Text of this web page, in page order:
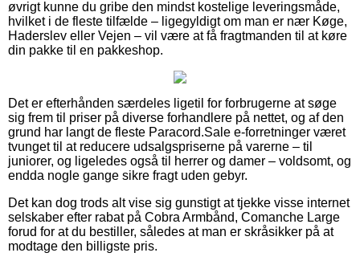
øvrigt kunne du gribe den mindst kostelige leveringsmåde,
hvilket i de fleste tilfælde – ligegyldigt om man er nær Køge,
Haderslev eller Vejen – vil være at få fragtmanden til at køre
din pakke til en pakkeshop.
Det er efterhånden særdeles ligetil for forbrugerne at søge
sig frem til priser på diverse forhandlere på nettet, og af den
grund har langt de fleste Paracord.Sale e-forretninger været
tvunget til at reducere udsalgspriserne på varerne – til
juniorer, og ligeledes også til herrer og damer – voldsomt, og
endda nogle gange sikre fragt uden gebyr.
Det kan dog trods alt vise sig gunstigt at tjekke visse internet
selskaber efter rabat på Cobra Armbånd, Comanche Large
forud for at du bestiller, således at man er skråsikker på at
modtage den billigste pris.